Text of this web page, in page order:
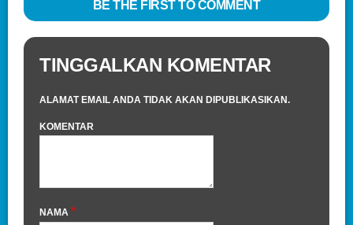
BE THE FIRST TO COMMENT
TINGGALKAN KOMENTAR
ALAMAT EMAIL ANDA TIDAK AKAN DIPUBLIKASIKAN.
KOMENTAR
NAMA *